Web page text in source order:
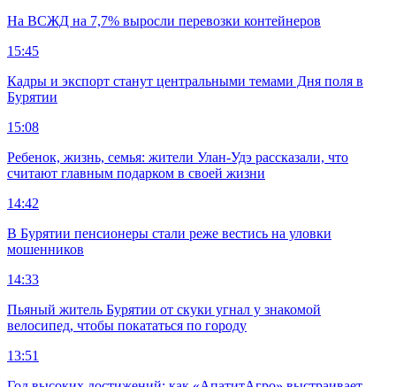
На ВСЖД на 7,7% выросли перевозки контейнеров
15:45
Кадры и экспорт станут центральными темами Дня поля в
Бурятии
15:08
Ребенок, жизнь, семья: жители Улан-Удэ рассказали, что
считают главным подарком в своей жизни
14:42
В Бурятии пенсионеры стали реже вестись на уловки
мошенников
14:33
Пьяный житель Бурятии от скуки угнал у знакомой
велосипед, чтобы покататься по городу
13:51